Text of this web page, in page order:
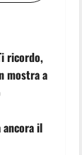
ricordo,
mostra a
ancora il